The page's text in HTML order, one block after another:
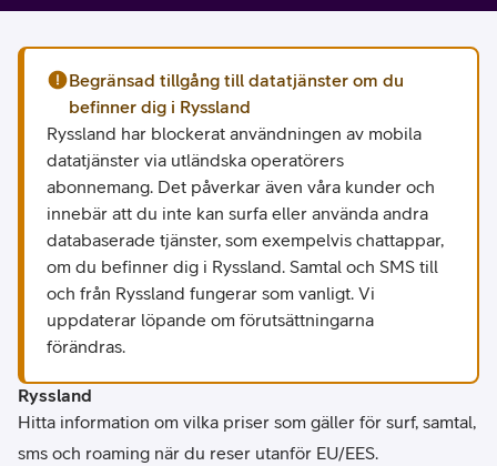
Begränsad tillgång till datatjänster om du
befinner dig i Ryssland
Ryssland har blockerat användningen av mobila
datatjänster via utländska operatörers
abonnemang. Det påverkar även våra kunder och
innebär att du inte kan surfa eller använda andra
databaserade tjänster, som exempelvis chattappar,
om du befinner dig i Ryssland. Samtal och SMS till
och från Ryssland fungerar som vanligt. Vi
uppdaterar löpande om förutsättningarna
förändras.
Ryssland
Hitta information om vilka priser som gäller för surf, samtal,
sms och roaming när du reser utanför EU/EES.